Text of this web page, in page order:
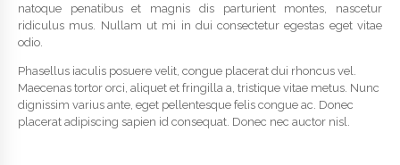
natoque penatibus et magnis dis parturient montes, nascetur
ridiculus mus. Nullam ut mi in dui consectetur egestas eget vitae
odio.
Phasellus iaculis posuere velit, congue placerat dui rhoncus vel.
Maecenas tortor orci, aliquet et fringilla a, tristique vitae metus. Nunc
dignissim varius ante, eget pellentesque felis congue ac. Donec
placerat adipiscing sapien id consequat. Donec nec auctor nisl.